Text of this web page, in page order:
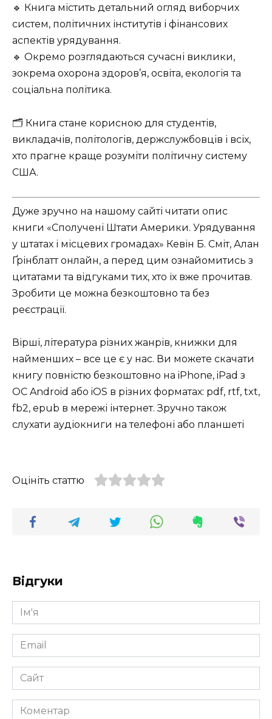
🔹 Книга містить детальний огляд виборчих
систем, політичних інститутів і фінансових
аспектів урядування.
🔹 Окремо розглядаються сучасні виклики,
зокрема охорона здоров’я, освіта, екологія та
соціальна політика.
🗂 Книга стане корисною для студентів,
викладачів, політологів, держслужбовців і всіх,
хто прагне краще розуміти політичну систему
США.
Дуже зручно на нашому сайті читати опис
книги «Сполучені Штати Америки. Урядування
у штатах і місцевих громадах» Кевін Б. Сміт, Алан
Ґрінблатт онлайн, а перед цим ознайомитись з
цитатами та відгуками тих, хто їх вже прочитав.
Зробити це можна безкоштовно та без
реєстрації.
Вірші, література різних жанрів, книжки для
найменших – все це є у нас. Ви можете скачати
книгу повністю безкоштовно на iPhone, iPad з
ОС Android або iOS в різних форматах: pdf, rtf, txt,
fb2, epub в мережі інтернет. Зручно також
слухати аудіокниги на телефоні або планшеті
Оцініть статтю
Відгуки
Ім'я
*
Email
*
Сайт
Коментар